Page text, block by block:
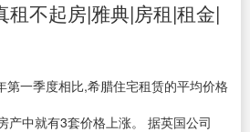
租不起房|雅典|房租|租金|
第一季度相比,希腊住宅租赁的平均价格
产中就有3套价格上涨。 据英国公司